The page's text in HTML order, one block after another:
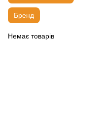
Бренд
Немає товарів